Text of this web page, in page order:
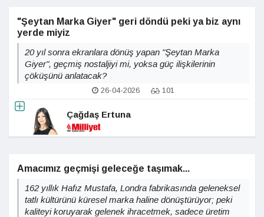
"Şeytan Marka Giyer" geri döndü peki ya biz aynı
yerde miyiz
20 yıl sonra ekranlara dönüş yapan "Şeytan Marka
Giyer", geçmiş nostaljiyi mi, yoksa güç ilişkilerinin
çöküşünü anlatacak?
26-04-2026 101
Çağdaş Ertuna
Amacımız geçmişi geleceğe taşımak...
162 yıllık Hafız Mustafa, Londra fabrikasında geleneksel
tatlı kültürünü küresel marka haline dönüştürüyor; peki
kaliteyi koruyarak gelenek ihracetmek, sadece üretim